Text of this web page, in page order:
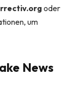
oder
um
News